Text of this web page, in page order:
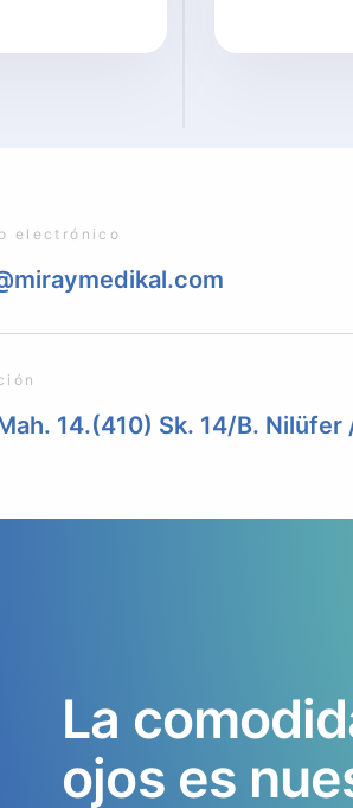
electrónico
14.(410) Sk. 14/B. Nilüfer
La
ojos es